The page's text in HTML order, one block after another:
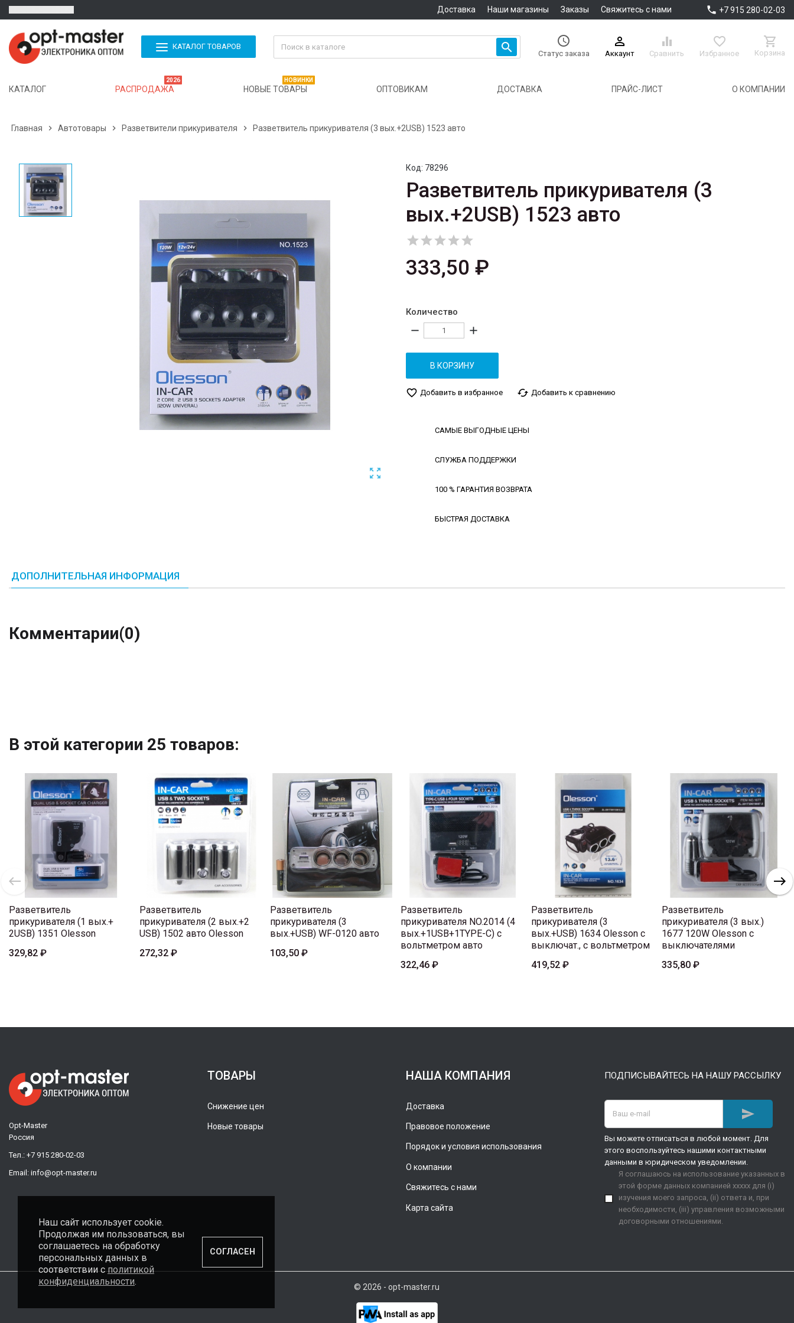
Доставка Наши магазины Заказы Свяжитесь с нами  +7 915 280-02-03
КАТАЛОГ ТОВАРОВ  
Статус заказа

Аккаунт

Сравнить

Избранное

Корзина
КАТАЛОГ РАСПРОДАЖА
2026
НОВЫЕ ТОВАРЫ
НОВИНКИ
ОПТОВИКАМ ДОСТАВКА ПРАЙС-ЛИСТ О КОМПАНИИ
Главная  Автотовары  Разветвители прикуривателя  Разветвитель прикуривателя (3 вых.+2USB) 1523 авто

Код: 78296
Разветвитель прикуривателя (3
вых.+2USB) 1523 авто

333,50 ₽
Количество
remove add
В КОРЗИНУ
favorite_border Добавить в избранное cached Добавить к сравнению
САМЫЕ ВЫГОДНЫЕ ЦЕНЫ
СЛУЖБА ПОДДЕРЖКИ
100 % ГАРАНТИЯ ВОЗВРАТА
БЫСТРАЯ ДОСТАВКА
ДОПОЛНИТЕЛЬНАЯ ИНФОРМАЦИЯ
Комментарии(0)
В этой категории 25 товаров:
Разветвитель
прикуривателя (1 вых.+
2USB) 1351 Olesson
329,82 ₽
Разветвитель
прикуривателя (2 вых.+2
USB) 1502 авто Olesson
272,32 ₽
Разветвитель
прикуривателя (3
вых.+USB) WF-0120 авто
103,50 ₽
Разветвитель
прикуривателя NO.2014 (4
вых.+1USB+1TYPE-C) с
вольтметром авто
322,46 ₽
Разветвитель
прикуривателя (3
вых.+USB) 1634 Olesson с
выключат., с вольтметром
419,52 ₽
Разветвитель
прикуривателя (3 вых.)
1677 120W Olesson с
выключателями
335,80 ₽
Opt-Master
Россия
Тел.: +7 915 280-02-03
Email: info@opt-master.ru
ТОВАРЫ
Снижение цен
Новые товары
НАША КОМПАНИЯ
Доставка
Правовое положение
Порядок и условия использования
О компании
Свяжитесь с нами
Карта сайта
ПОДПИСЫВАЙТЕСЬ НА НАШУ РАССЫЛКУ

Вы можете отписаться в любой момент. Для
этого воспользуйтесь нашими контактными
данными в юридическом уведомлении.
Я соглашаюсь на использование указанных в
этой форме данных компанией xxxxx для (i)
изучения моего запроса, (ii) ответа и, при
необходимости, (iii) управления возможными
договорными отношениями.
© 2026 - opt-master.ru
Наш сайт использует cookie.
Продолжая им пользоваться, вы
соглашаетесь на обработку
персональных данных в
соответствии сполитикой
конфиденциальности.
СОГЛАСЕН